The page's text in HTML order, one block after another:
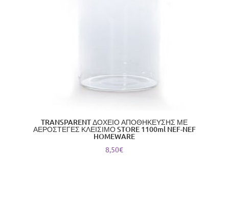
TRANSPARENT ΔΟΧΕΙΟ ΑΠΟΘΗΚΕΥΣΗΣ ΜΕ
ΑΕΡΟΣΤΕΓΕΣ ΚΛΕΙΣΙΜΟ STORE 1100ml NEF-NEF
HOMEWARE
8,50€